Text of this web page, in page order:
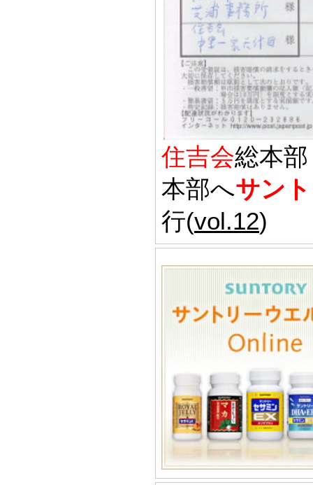
住吉会総本
本部へサン
行(vol.12)